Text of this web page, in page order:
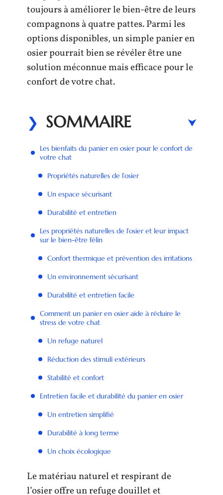
toujours à améliorer le bien-être de leurs
compagnons à quatre pattes. Parmi les
options disponibles, un simple panier en
osier pourrait bien se révéler être une
solution méconnue mais efficace pour le
confort de votre chat.
SOMMAIRE
Les bienfaits du panier en osier pour le confort de
votre chat
Propriétés naturelles de l’osier
Un espace sécurisant
Durabilité et entretien
Les propriétés naturelles de l’osier et leur impact
sur le bien-être félin
Confort thermique et prévention des irritations
Un environnement sécurisant
Durabilité et entretien facile
Comment un panier en osier aide à réduire le
stress de votre chat
Un refuge naturel
Réduction des stimuli extérieurs
Stabilité et confort
Entretien facile et durabilité du panier en osier
Un entretien simplifié
Durabilité à long terme
Un choix écologique
Le matériau naturel et respirant de
l’osier offre un refuge douillet et